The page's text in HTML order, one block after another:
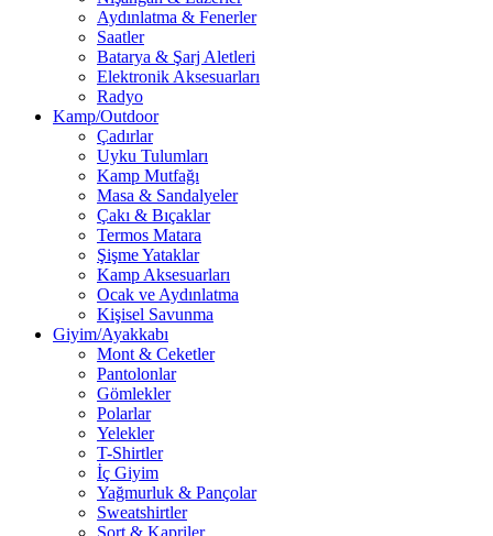
Aydınlatma & Fenerler
Saatler
Batarya & Şarj Aletleri
Elektronik Aksesuarları
Radyo
Kamp/Outdoor
Çadırlar
Uyku Tulumları
Kamp Mutfağı
Masa & Sandalyeler
Çakı & Bıçaklar
Termos Matara
Şişme Yataklar
Kamp Aksesuarları
Ocak ve Aydınlatma
Kişisel Savunma
Giyim/Ayakkabı
Mont & Ceketler
Pantolonlar
Gömlekler
Polarlar
Yelekler
T-Shirtler
İç Giyim
Yağmurluk & Pançolar
Sweatshirtler
Şort & Kapriler